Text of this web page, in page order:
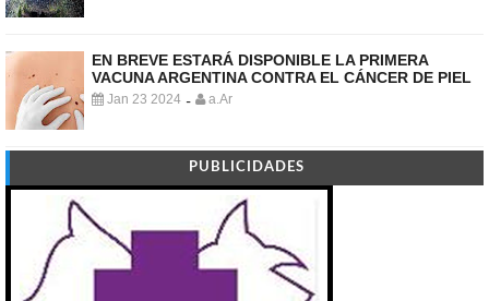
EN BREVE ESTARÁ DISPONIBLE LA PRIMERA
VACUNA ARGENTINA CONTRA EL CÁNCER DE PIEL
Jan 23 2024 - a.Ar
PUBLICIDADES